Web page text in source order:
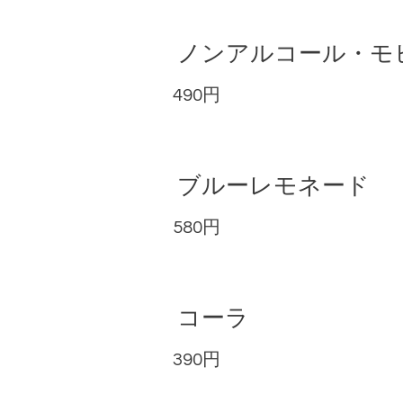
ノンアルコール・モ
490円
ブルーレモネード
580円
コーラ
390円